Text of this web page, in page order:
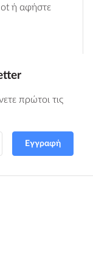
ή αφήστε
πρώτοι τις
Εγγραφή